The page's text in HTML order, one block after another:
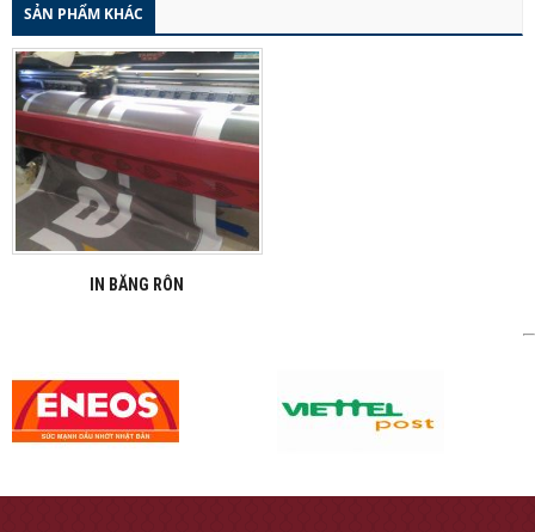
SẢN PHẨM KHÁC
IN BĂNG RÔN